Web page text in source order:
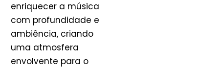
enriquecer a música
com profundidade e
ambiência, criando
uma atmosfera
envolvente para o